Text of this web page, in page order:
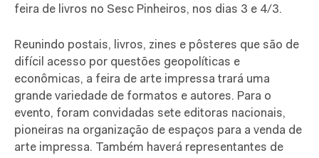
feira de livros no Sesc Pinheiros, nos dias 3 e 4/3.
Reunindo postais, livros, zines e pôsteres que são de
difícil acesso por questões geopolíticas e
econômicas, a feira de arte impressa trará uma
grande variedade de formatos e autores. Para o
evento, foram convidadas sete editoras nacionais,
pioneiras na organização de espaços para a venda de
arte impressa. Também haverá representantes de